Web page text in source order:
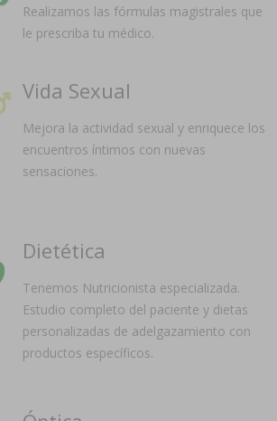
Realizamos las fórmulas magistrales que
le prescriba tu médico.
Vida Sexual
Mejora la actividad sexual y enriquece los
encuentros íntimos con nuevas
sensaciones.
Dietética
Tenemos Nutricionista especializada.
Estudio completo del paciente y dietas
personalizadas de adelgazamiento con
productos específicos.